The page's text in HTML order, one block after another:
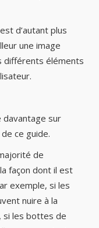
d’autant plus
une image
différents éléments
davantage sur
ce guide.
de
façon dont il est
exemple, si les
nuire à la
si les bottes de